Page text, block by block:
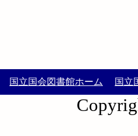
国立国会図書館ホーム 国立